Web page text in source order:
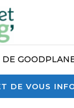
DE VOUS